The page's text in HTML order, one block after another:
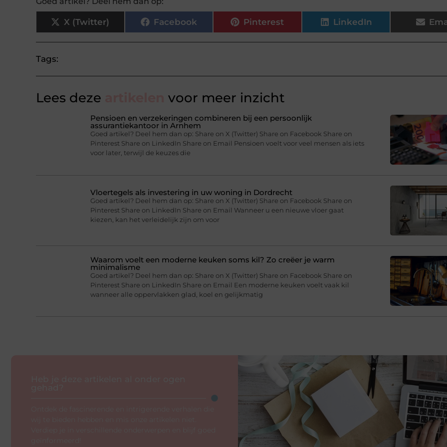
X (Twitter) Facebook Pinterest LinkedIn
Tags:
Lees deze voor meer inzicht
Pensioen en verzekeringen combineren bij een persoonlijk
assurantiekantoor in Arnhem
Goed artikel? Deel hem dan op: Share on X (Twitter) Share on Facebook Share on
Pinterest Share on LinkedIn Share on Email Pensioen voelt voor veel mensen als iets
voor later, terwijl de keuzes die
Vloertegels als investering in uw woning in Dordrecht
Goed artikel? Deel hem dan op: Share on X (Twitter) Share on Facebook Share on
Pinterest Share on LinkedIn Share on Email Wanneer u een nieuwe vloer gaat
kiezen, kan het verleidelijk zijn om voor
Waarom voelt een moderne keuken soms kil? Zo creëer je warm
minimalisme
Goed artikel? Deel hem dan op: Share on X (Twitter) Share on Facebook Share on
Pinterest Share on LinkedIn Share on Email Een moderne keuken voelt vaak kil
wanneer alle oppervlakken glad, koel en gelijkmatig